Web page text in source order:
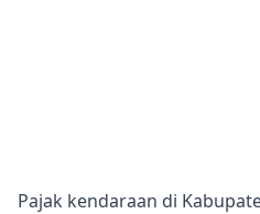
Pajak kendaraan di